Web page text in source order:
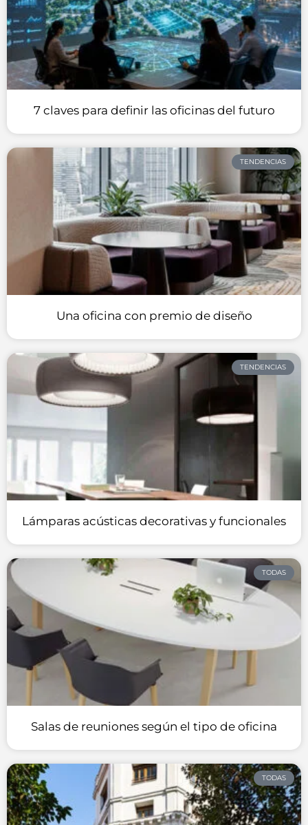
7 claves para definir las oficinas del futuro
TENDENCIAS
Una oficina con premio de diseño
TENDENCIAS
Lámparas acústicas decorativas y funcionales
TODAS
Salas de reuniones según el tipo de oficina
TODAS